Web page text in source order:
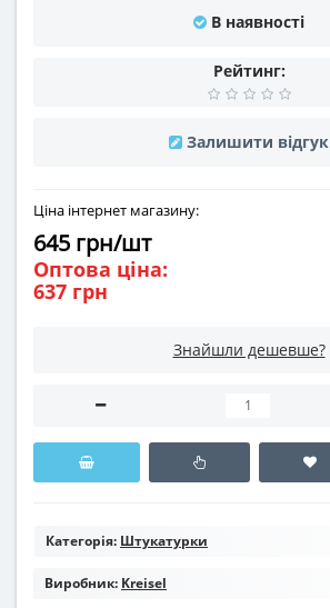
В наявності
Рейтинг:
Залишити відгук
Ціна інтернет магазину:
645 грн/шт
Оптова ціна:
637 грн
Знайшли дешевше?
Категорія: Штукатурки
Виробник: Kreisel